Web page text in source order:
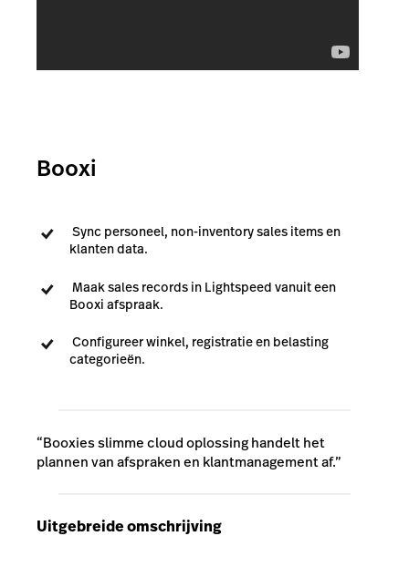
Booxi
Sync personeel, non-inventory sales items en
klanten data.
Maak sales records in Lightspeed vanuit een
Booxi afspraak.
Configureer winkel, registratie en belasting
categorieën.
“Booxies slimme cloud oplossing handelt het
plannen van afspraken en klantmanagement af.”
Uitgebreide omschrijving